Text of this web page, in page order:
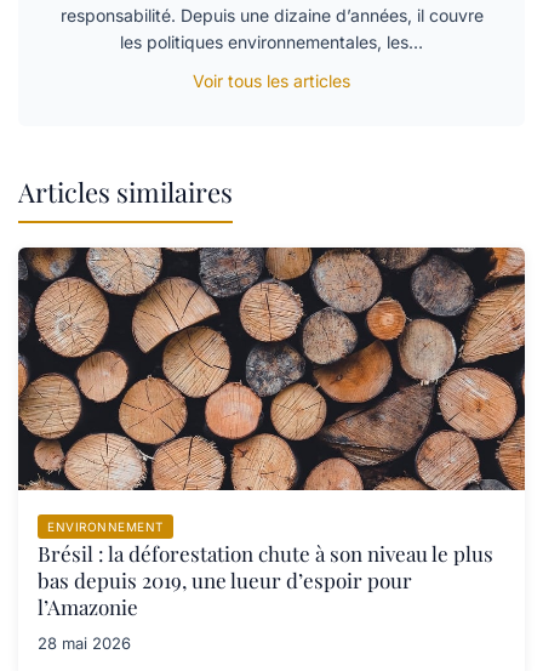
responsabilité. Depuis une dizaine d’années, il couvre
les politiques environnementales, les…
Voir tous les articles
Articles similaires
ENVIRONNEMENT
Brésil : la déforestation chute à son niveau le plus
bas depuis 2019, une lueur d’espoir pour
l’Amazonie
28 mai 2026